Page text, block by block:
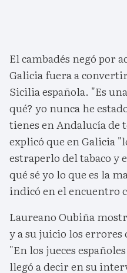
El cambadés negó por
Galicia fuera a
Sicilia española. "Es
qué? yo nunca he
tienes en Andalucía de
explicó que en Galicia
estraperlo del tabaco y
qué sé yo lo que es la
indicó en el encuentro
Laureano Oubiña
y a su juicio los errores
"En los jueces
llegó a decir en su